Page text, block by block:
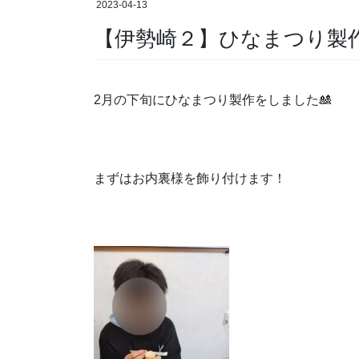
2023-04-13
【伊勢崎２】ひなまつり製
2月の下旬にひなまつり製作をしました🎎
まずはお内裏様を飾り付けます！